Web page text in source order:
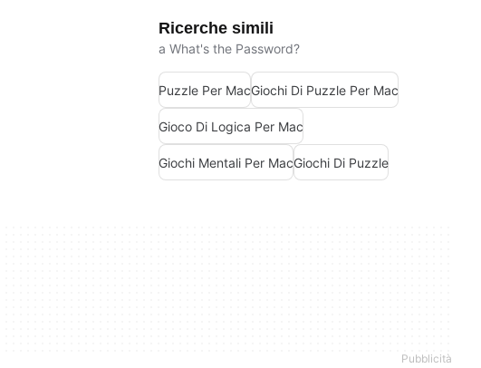
Ricerche simili
a What's the Password?
Puzzle Per MacGiochi Di Puzzle Per Mac
Gioco Di Logica Per Mac
Giochi Mentali Per MacGiochi Di Puzzle